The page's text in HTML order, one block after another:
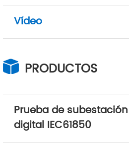
Vídeo
PRODUCTOS
Prueba de subestación
digital IEC61850